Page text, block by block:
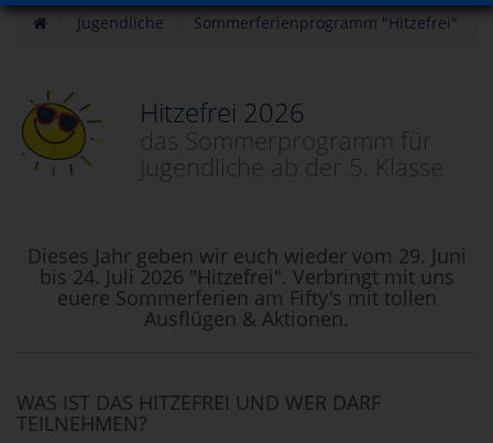
Jugendliche Sommerferienprogramm "Hitzefrei"
Hitzefrei 2026
das Sommerprogramm für
Jugendliche ab der 5. Klasse
Dieses Jahr geben wir euch wieder vom 29. Juni
bis 24. Juli 2026 "Hitzefrei". Verbringt mit uns
euere Sommerferien am Fifty's mit tollen
Ausflügen & Aktionen.
WAS IST DAS HITZEFREI UND WER DARF
TEILNEHMEN?